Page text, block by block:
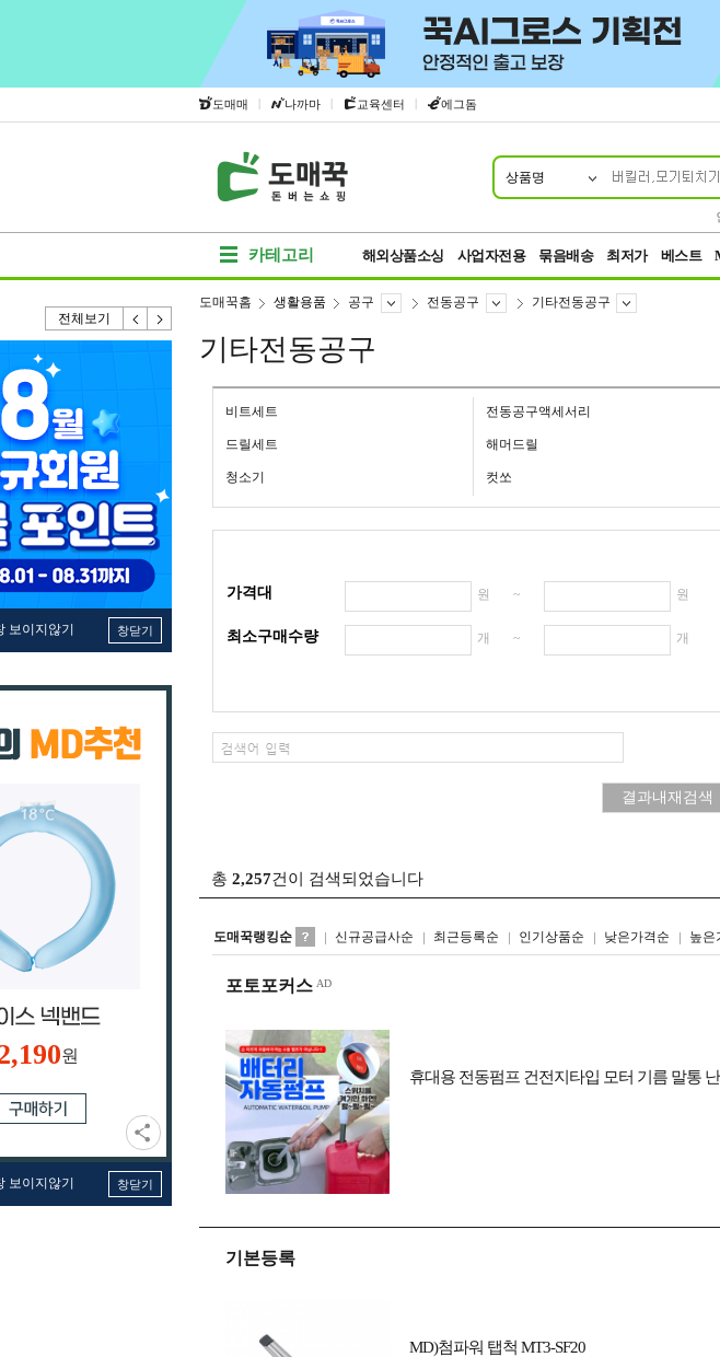
도매매 | 나까마 | 교육센터 | 에그돔
상품명
카테고리 해외상품소싱 사업자전용 묶음배송 최저가 베스트
전체보기
보이지않기 창닫기
원
보이지않기 창닫기
도매꾹홈 생활용품 공구 전동공구 기타전동공구
기타전동공구
비트세트 전동공구액세서리
드릴세트 해머드릴
청소기 컷쏘
가격대 원 ~ 원
최소구매수량 개 ~ 개
총 2,257건이 검색되었습니다
도매꾹랭킹순 신규공급사순 최근등록순 인기상품순 낮은가격순 높은
리스트형갤러리형
포토포커스
휴대용 전동펌프 건전지타입 모터 기름 말통
기본등록
MD)첨파워 탭척 MT3-SF20